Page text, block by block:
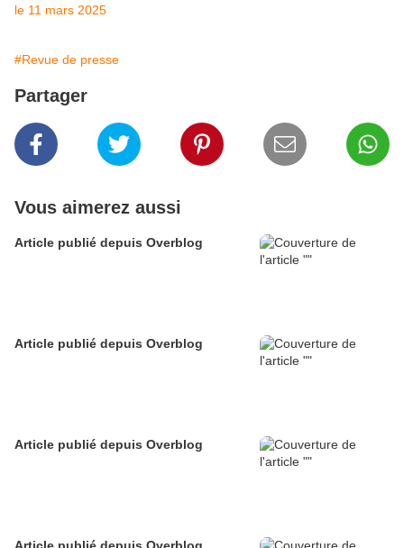
le 11 mars 2025
#Revue de presse
Partager
Vous aimerez aussi
Article publié depuis Overblog
Article publié depuis Overblog
Article publié depuis Overblog